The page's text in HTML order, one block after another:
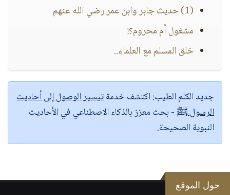
(1) حديث جابر وابن عمر رضي الله عنهم
مشغول أم محروم؟!
خلق المسلم مع العلماء..
جديد الكلم الطيب:اكتشف خدمةتيسير الوصول إلى أحاديث
الرسول ﷺ - بحث معزز بالذكاء الاصطناعي في الأحاديث
النبوية الصحيحة.
حول الموقع